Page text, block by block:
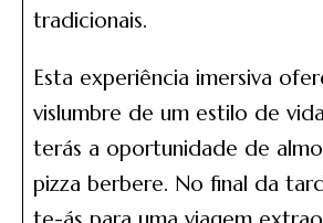
tradicionais.
Esta experiência imersiva
vislumbre de um estilo de
terás a oportunidade de
pizza berbere. No final da